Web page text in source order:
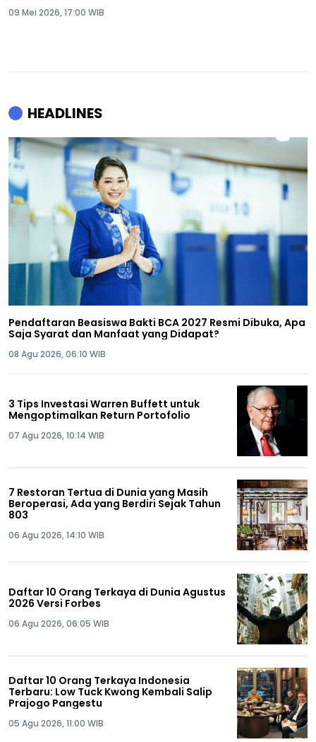
09 Mei 2026, 17:00 WIB
HEADLINES
Pendaftaran Beasiswa Bakti BCA 2027 Resmi Dibuka, Apa
Saja Syarat dan Manfaat yang Didapat?
08 Agu 2026, 06:10 WIB
3 Tips Investasi Warren Buffett untuk
Mengoptimalkan Return Portofolio
07 Agu 2026, 10:14 WIB
7 Restoran Tertua di Dunia yang Masih
Beroperasi, Ada yang Berdiri Sejak Tahun
803
06 Agu 2026, 14:10 WIB
Daftar 10 Orang Terkaya di Dunia Agustus
2026 Versi Forbes
06 Agu 2026, 06:05 WIB
Daftar 10 Orang Terkaya Indonesia
Terbaru: Low Tuck Kwong Kembali Salip
Prajogo Pangestu
05 Agu 2026, 11:00 WIB